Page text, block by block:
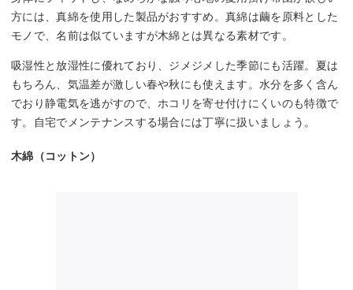
方には、真綿を使用した製品がおすすめ。真綿は繭を原料とした
モノで、名前は似ていますが木綿とは異なる素材です。
吸湿性と放湿性に優れており、ジメジメした季節にも活躍。夏は
もちろん、気温差が激しい春や秋にも使えます。水分を多く含ん
でおり静電気を逃がすので、ホコリを寄せ付けにくいのも特徴で
す。自宅でメンテナンスする場合には丁寧に扱いましょう。
木綿（コットン）